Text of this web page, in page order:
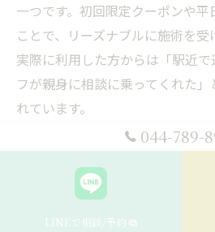
一つです。初回限定クーポンや
ことで、リーズナブルに施術を受
実際に利用した方からは「駅近で
フが親身に相談に乗ってくれた
れています。
メンズカットが得意な美容室の
メンズカットが得意な美容室に
044-789-
LINEで相談/予約